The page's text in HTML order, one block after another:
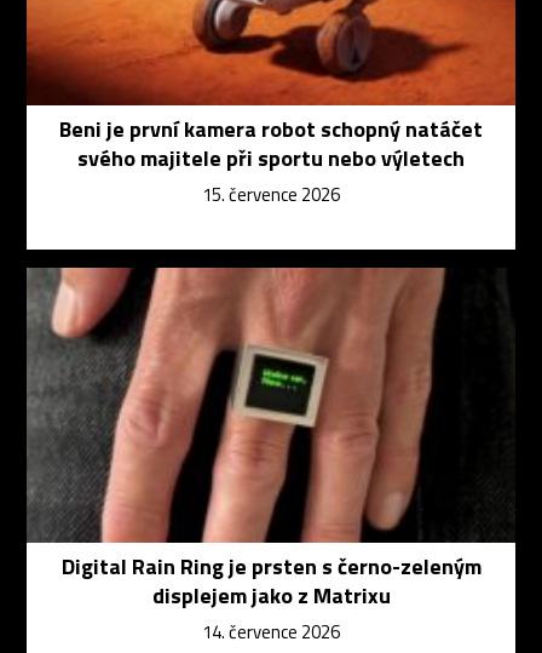
Beni je první kamera robot schopný natáčet
svého majitele při sportu nebo výletech
15. července 2026
Digital Rain Ring je prsten s černo-zeleným
displejem jako z Matrixu
14. července 2026